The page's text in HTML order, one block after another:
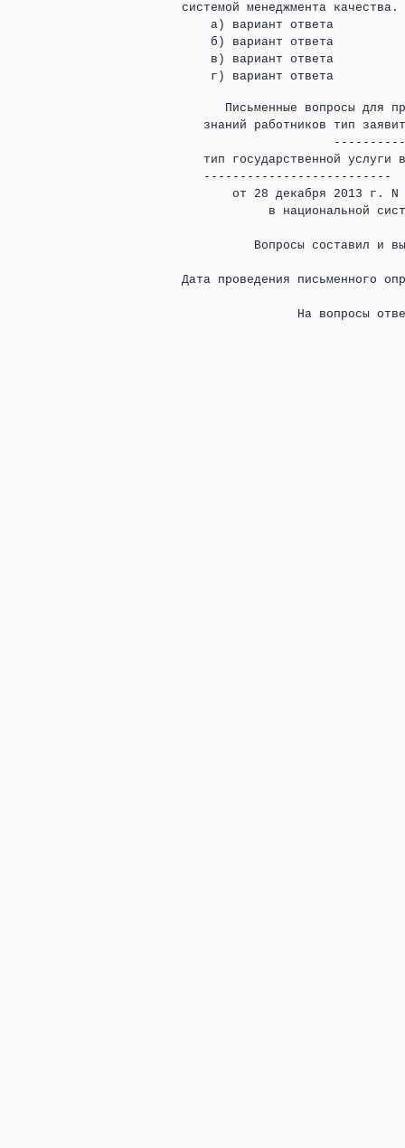
       системой менеджмента качества.
           а) вариант ответа
           б) вариант ответа
           в) вариант ответа
Письменные вопросы для
знаний работников тип
тип государственной услуги
          --------------------------
от 28 декабря 2013 г. N
в национальной
Вопросы составил и
Дата проведения письменного
На вопросы